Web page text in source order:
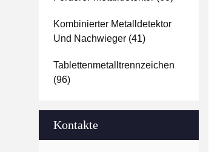
Kombinierter Metalldetektor
Und Nachwieger (41)
Tablettenmetalltrennzeichen
(96)
Kontakte